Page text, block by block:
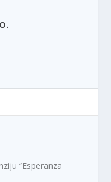
“Esperanza